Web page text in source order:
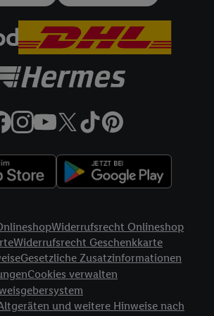
Widerrufsrecht Onlineshop
Widerrufsrecht Geschenkkarte
Gesetzliche Zusatzinformationen
Cookies verwalten
und weitere Hinweise nach
uns, der Utiq SA/NV („Utiq“) und
, die Utiq-Technologie
einzusetzen. Utiq prüft zunächst anhand
die Technologie für Sie verfügbar ist.
der anhand der IP-Adresse und einer
wie z.B. Ihrer Mobilfunknummer, eine
wiederzuerkennen und Erkenntnisse über
in den Lidl-Diensten zu erfassen.
dort personalisierte Werbung
Sie können Ihre Einwilligung speziell zur
- zusätzlich zur weiter unten
Ihre Einwilligung generell zu
auch überdas Datenschutzportal von